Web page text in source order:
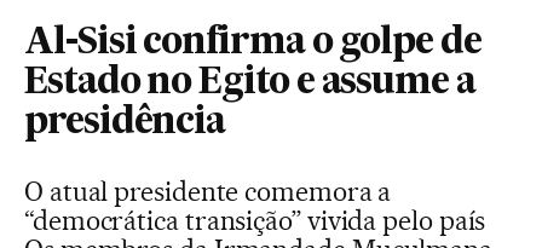
Al-Sisi confirma o golpe de
Estado no Egito e assume a
presidência
O atual presidente comemora a
“democrática transição” vivida pelo país